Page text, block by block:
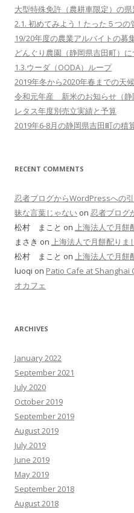
大型特殊免許（農耕車限定）の県
2.1. 初めてみよう！たった５つの
19/20年度の農業アルバイトの募
どんぐり農園（静岡県吉田町）
1.3.ウーダ（OODA）ループ
2019年冬から2020年春までの天
令和元年産 新米のお知らせ（静
レタス年度別売立実績と予算
2019年6-8月の静岡県吉田町の積
RECENT COMMENTS
忍者ブログからWordPressへの
昧な言葉じゃない on 忍者ブログ
松村 まこと on 上海法人で月餅
まさき on 上海法人で月餅配りま
松村 まこと on 上海法人で月餅
luoqi on Patio Cafe at Shanghai
オカフェ
ARCHIVES
January 2022
September 2021
July 2020
October 2019
September 2019
August 2019
July 2019
June 2019
May 2019
September 2018
August 2018